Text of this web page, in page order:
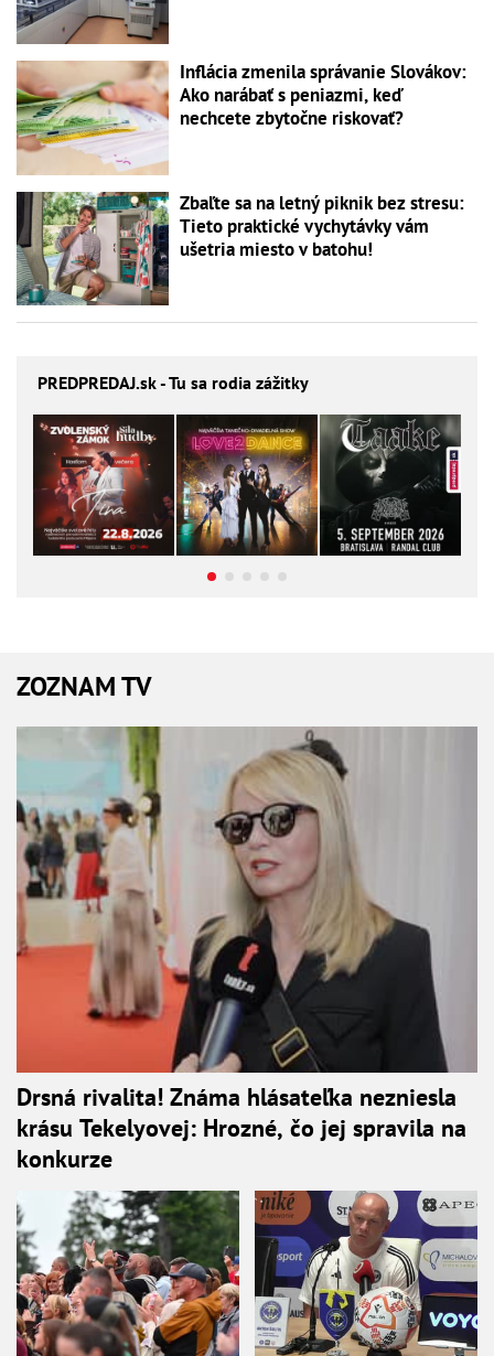
Inflácia zmenila správanie Slovákov:
Ako narábať s peniazmi, keď
nechcete zbytočne riskovať?
Zbaľte sa na letný piknik bez stresu:
Tieto praktické vychytávky vám
ušetria miesto v batohu!
PREDPREDAJ.sk - Tu sa rodia zážitky
ZOZNAM TV
Drsná rivalita! Známa hlásateľka nezniesla
krásu Tekelyovej: Hrozné, čo jej spravila na
konkurze